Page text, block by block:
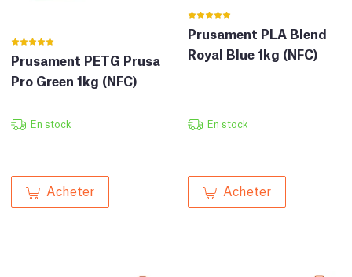
Prusament PETG Prusa
Pro Green 1kg (NFC)
En stock
Acheter
Prusament PLA Blend
Royal Blue 1kg (NFC)
En stock
Acheter